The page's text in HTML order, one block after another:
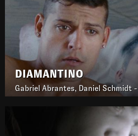
DIAMANTINO
Gabriel Abrantes, Daniel Schmidt -